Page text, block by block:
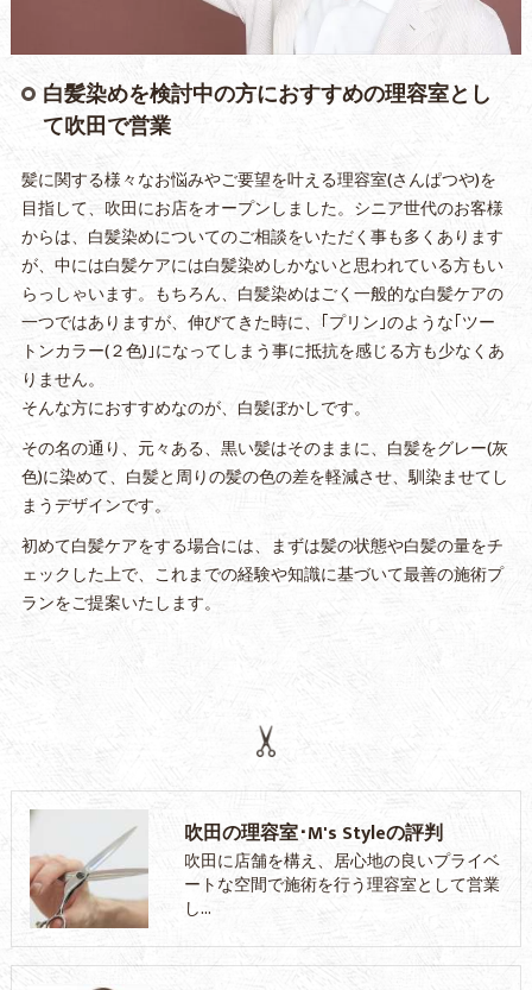
白髪染めを検討中の方におすすめの理容室とし
て吹田で営業
髪に関する様々なお悩みやご要望を叶える理容室(さんぱつや)を
目指して、吹田にお店をオープンしました。シニア世代のお客様
からは、白髪染めについてのご相談をいただく事も多くあります
が、中には白髪ケアには白髪染めしかないと思われている方もい
らっしゃいます。もちろん、白髪染めはごく一般的な白髪ケアの
一つではありますが、伸びてきた時に、｢プリン｣のような｢ツー
トンカラー(２色)｣になってしまう事に抵抗を感じる方も少なくあ
りません。
そんな方におすすめなのが、白髪ぼかしです。
その名の通り、元々ある、黒い髪はそのままに、白髪をグレー(灰
色)に染めて、白髪と周りの髪の色の差を軽減させ、馴染ませてし
まうデザインです。
初めて白髪ケアをする場合には、まずは髪の状態や白髪の量をチ
ェックした上で、これまでの経験や知識に基づいて最善の施術プ
ランをご提案いたします。
吹田の理容室･M's Styleの評判
吹田に店舗を構え、居心地の良いプライベ
ートな空間で施術を行う理容室として営業
し…